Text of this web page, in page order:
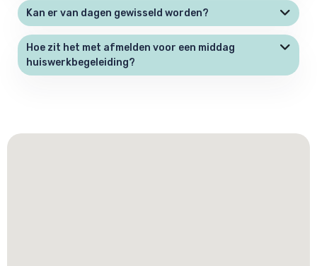
Kan er van dagen gewisseld worden?
Hoe zit het met afmelden voor een middag
huiswerkbegeleiding?